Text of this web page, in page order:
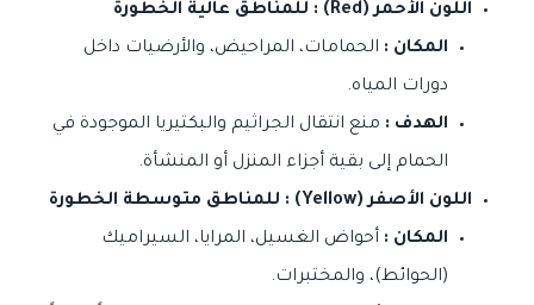
اللون الأحمر (Red) : للمناطق عالية الخطورة
المكان : الحمامات، المراحيض، والأرضيات داخل
دورات المياه.
الهدف : منع انتقال الجراثيم والبكتيريا الموجودة في
الحمام إلى بقية أجزاء المنزل أو المنشأة.
اللون الأصفر (Yellow) : للمناطق متوسطة الخطورة
المكان : أحواض الغسيل، المرايا، السيراميك
(الحوائط)، والمختبرات.